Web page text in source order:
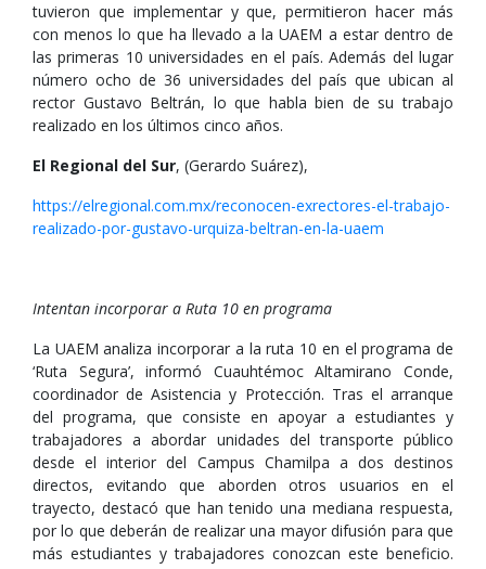
tuvieron que implementar y que, permitieron hacer más
con menos lo que ha llevado a la UAEM a estar dentro de
las primeras 10 universidades en el país. Además del lugar
número ocho de 36 universidades del país que ubican al
rector Gustavo Beltrán, lo que habla bien de su trabajo
realizado en los últimos cinco años.
El Regional del Sur, (Gerardo Suárez),
https://elregional.com.mx/reconocen-exrectores-el-trabajo-
realizado-por-gustavo-urquiza-beltran-en-la-uaem
Intentan incorporar a Ruta 10 en programa
La UAEM analiza incorporar a la ruta 10 en el programa de
‘Ruta Segura’, informó Cuauhtémoc Altamirano Conde,
coordinador de Asistencia y Protección. Tras el arranque
del programa, que consiste en apoyar a estudiantes y
trabajadores a abordar unidades del transporte público
desde el interior del Campus Chamilpa a dos destinos
directos, evitando que aborden otros usuarios en el
trayecto, destacó que han tenido una mediana respuesta,
por lo que deberán de realizar una mayor difusión para que
más estudiantes y trabajadores conozcan este beneficio.